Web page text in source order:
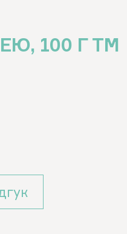
100 Г ТМ